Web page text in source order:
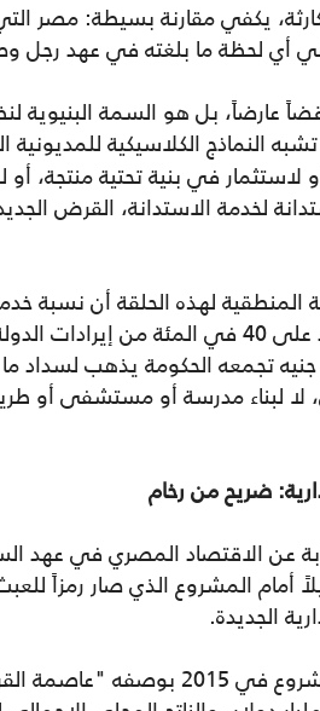
في أي لحظة ما بلغته في عهد رجل
عارضاً، بل هو السمة البنيوية
تشبه النماذج الكلاسيكية
لاستثمار في بنية تحتية منتجة،
لخدمة الاستدانة، القرض
المنطقية لهذه الحلقة أن نسبة
تلتهم ما يزيد على 40 في المئة من إيرادات
تجمعه الحكومة يذهب لسداد
لبناء مدرسة أو مستشفى أو
ضريح من رخام
عن الاقتصاد المصري في عهد
أمام المشروع الذي صار رمزاً
الجديدة.
أُعلن عن المشروع في 2015